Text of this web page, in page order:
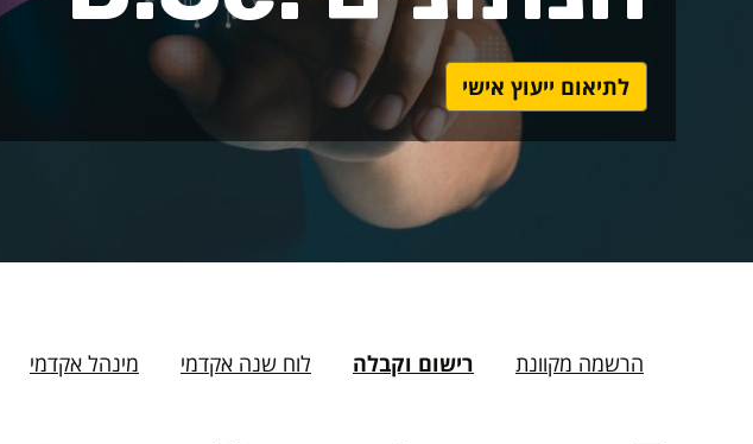
לתיאום ייעוץ אישי
הרשמה מקוונת רישום וקבלה לוח שנה אקדמי מינהל אקדמי